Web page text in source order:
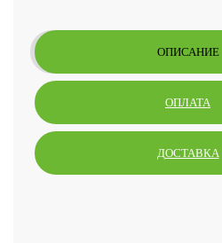
ОПИСАНИЕ
ОПЛАТА
ДОСТАВКА